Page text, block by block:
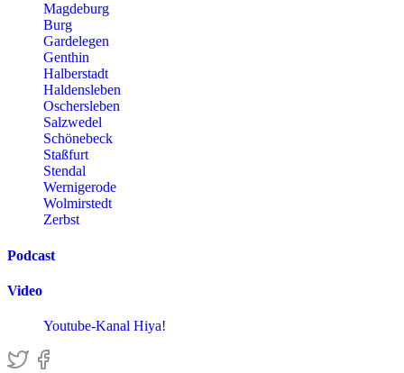
Magdeburg
Burg
Gardelegen
Genthin
Halberstadt
Haldensleben
Oschersleben
Salzwedel
Schönebeck
Staßfurt
Stendal
Wernigerode
Wolmirstedt
Zerbst
Podcast
Video
Youtube-Kanal Hiya!